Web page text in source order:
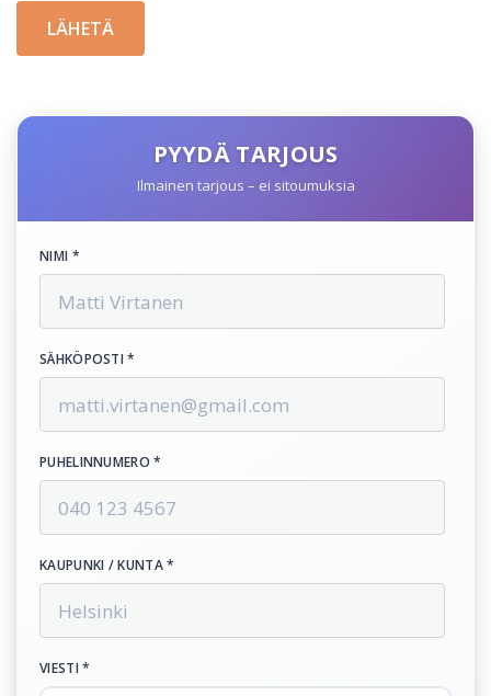
PYYDÄ TARJOUS
Ilmainen tarjous – ei sitoumuksia
NIMI *
SÄHKÖPOSTI *
PUHELINNUMERO *
KAUPUNKI / KUNTA *
VIESTI *